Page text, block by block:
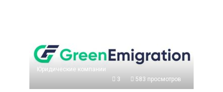
Юридические компании
3
583 просмотров